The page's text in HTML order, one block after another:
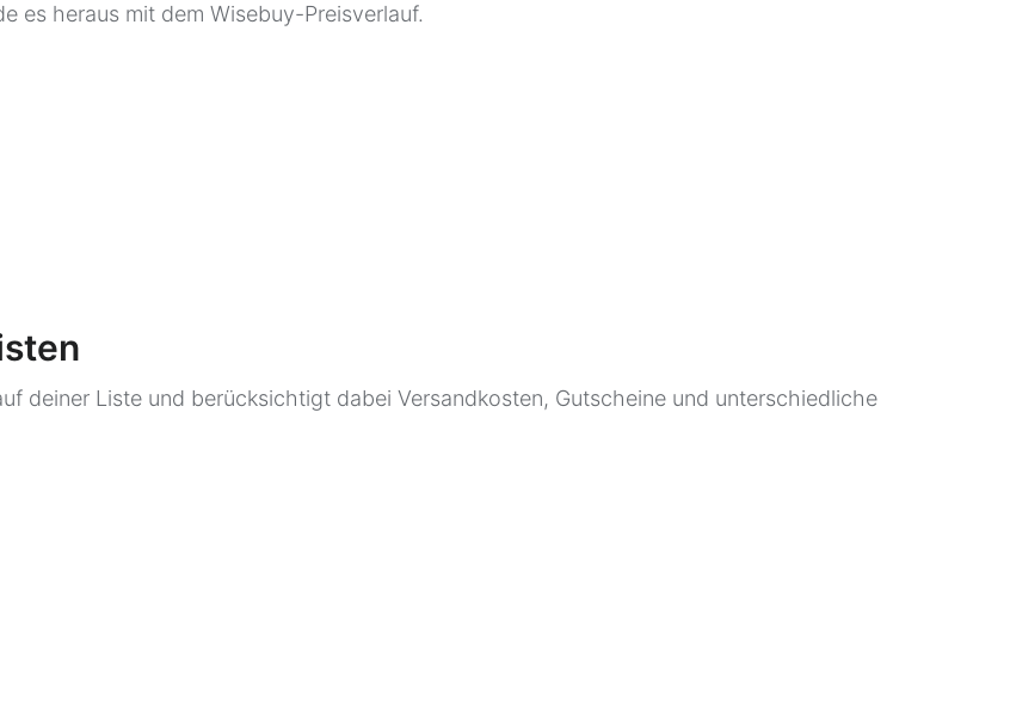
es heraus mit dem Wisebuy-Preisverlauf.
deiner Liste und berücksichtigt dabei Versandkosten, Gutscheine und unterschiedliche